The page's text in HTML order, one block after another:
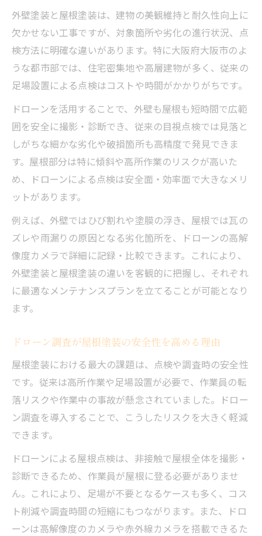
外壁塗装と屋根塗装は、建物の美観維持と耐久性向上に
欠かせない工事ですが、対象箇所や劣化の進行状況、点
検方法に明確な違いがあります。特に大阪府大阪市のよ
うな都市部では、住宅密集地や高層建物が多く、従来の
足場設置による点検はコストや時間がかかりがちです。
ドローンを活用することで、外壁も屋根も短時間で広範
囲を安全に撮影・診断でき、従来の目視点検では見落と
しがちな細かな劣化や破損箇所も高精度で発見できま
す。屋根部分は特に傾斜や高所作業のリスクが高いた
め、ドローンによる点検は安全面・効率面で大きなメリ
ットがあります。
例えば、外壁ではひび割れや塗膜の浮き、屋根では瓦の
ズレや雨漏りの原因となる劣化箇所を、ドローンの高解
像度カメラで詳細に記録・比較できます。これにより、
外壁塗装と屋根塗装の違いを客観的に把握し、それぞれ
に最適なメンテナンスプランを立てることが可能となり
ます。
ドローン調査が屋根塗装の安全性を高める理由
屋根塗装における最大の課題は、点検や調査時の安全性
です。従来は高所作業や足場設置が必要で、作業員の転
落リスクや作業中の事故が懸念されていました。ドロー
ン調査を導入することで、こうしたリスクを大きく軽減
できます。
ドローンによる屋根点検は、非接触で屋根全体を撮影・
診断できるため、作業員が屋根に登る必要がありませ
ん。これにより、足場が不要となるケースも多く、コス
ト削減や調査時間の短縮にもつながります。また、ドロ
ーンは高解像度のカメラや赤外線カメラを搭載できるた